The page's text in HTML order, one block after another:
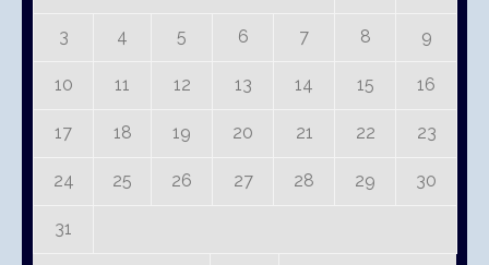
3 4 5 6 7 8 9
10 11 12 13 14 15 16
17 18 19 20 21 22 23
24 25 26 27 28 29 30
31